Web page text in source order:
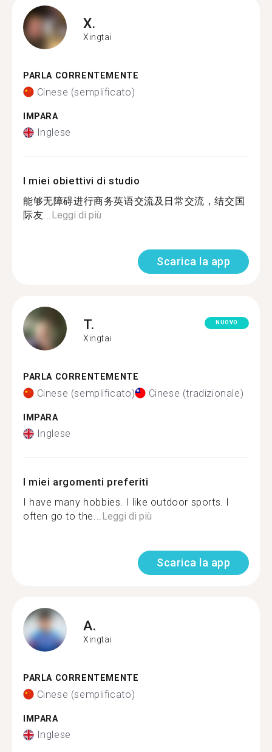
X.
Xingtai
PARLA CORRENTEMENTE
Cinese (semplificato)
IMPARA
Inglese
I miei obiettivi di studio
能够无障碍进行商务英语交流及日常交流，结交国
际友...Leggi di più
Scarica la app
T.
Xingtai
NUOVO
PARLA CORRENTEMENTE
Cinese (semplificato) Cinese (tradizionale)
IMPARA
Inglese
I miei argomenti preferiti
I have many hobbies. I like outdoor sports. I
often go to the...Leggi di più
Scarica la app
A.
Xingtai
PARLA CORRENTEMENTE
Cinese (semplificato)
IMPARA
Inglese